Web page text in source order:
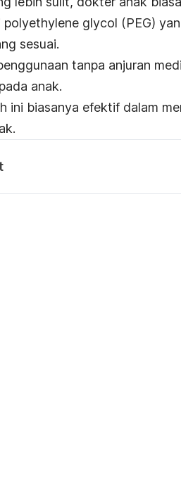
polyethylene glycol (PEG)
sesuai.
tanpa anjuran
anak.
ini biasanya efektif dalam